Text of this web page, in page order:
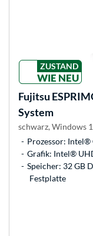
ZUSTAND
WIE NEU
Fujitsu
System
schwarz, Windows
Prozessor:
Grafik: Intel®
Speicher: 32 GB
Festplatte